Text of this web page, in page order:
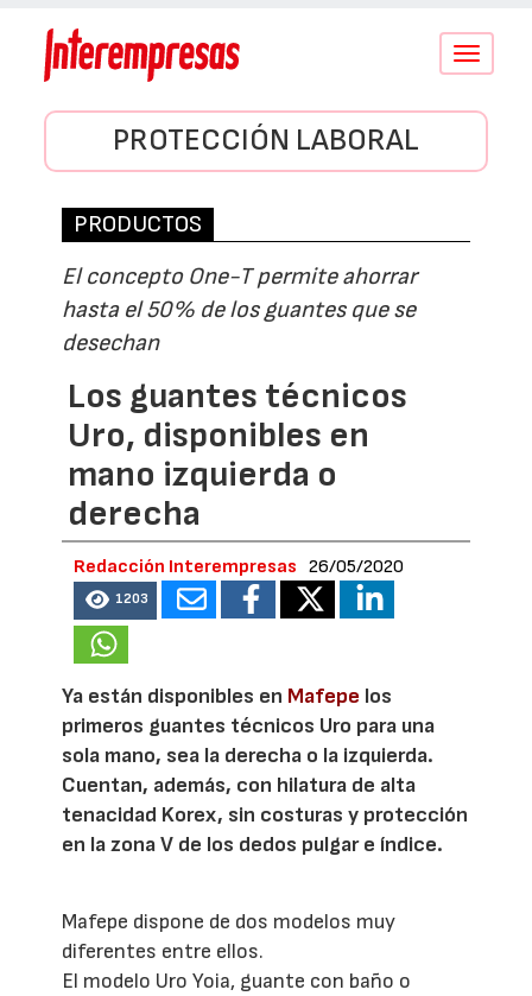
Conmutar
PROTECCIÓN LABORAL
PRODUCTOS
El concepto One-T permite ahorrar
hasta el 50% de los guantes que se
desechan
Los guantes técnicos
Uro, disponibles en
mano izquierda o
derecha
Redacción Interempresas 26/05/2020
1203
Ya están disponibles en Mafepe los
primeros guantes técnicos Uro para una
sola mano, sea la derecha o la izquierda.
Cuentan, además, con hilatura de alta
tenacidad Korex, sin costuras y protección
en la zona V de los dedos pulgar e índice.
Mafepe dispone de dos modelos muy
diferentes entre ellos.
El modelo Uro Yoia, guante con baño o